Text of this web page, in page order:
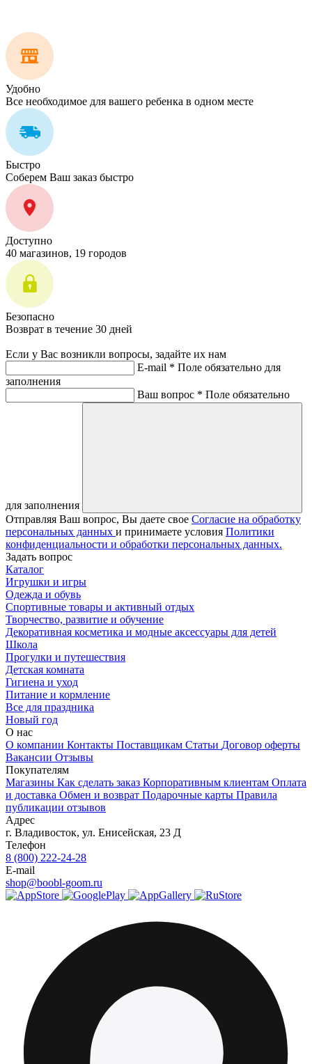
Удобно
Все необходимое для вашего ребенка в одном месте
Быстро
Соберем Ваш заказ быстро
Доступно
40 магазинов, 19 городов
Безопасно
Возврат в течение 30 дней
Если у Вас возникли вопросы, задайте их нам
E-mail * Поле обязательно для
заполнения
Ваш вопрос * Поле обязательно
для заполнения
Отправляя Ваш вопрос, Вы даете свое Согласие на обработку
персональных данных и принимаете условия Политики
конфиденциальности и обработки персональных данных.
Задать вопрос
Каталог
Игрушки и игры
Одежда и обувь
Спортивные товары и активный отдых
Творчество, развитие и обучение
Декоративная косметика и модные аксессуары для детей
Школа
Прогулки и путешествия
Детская комната
Гигиена и уход
Питание и кормление
Все для праздника
Новый год
О нас
О компании Контакты Поставщикам Статьи Договор оферты
Вакансии Отзывы
Покупателям
Магазины Как сделать заказ Корпоративным клиентам Оплата
и доставка Обмен и возврат Подарочные карты Правила
публикации отзывов
Адрес
г. Владивосток, ул. Енисейская, 23 Д
Телефон
8 (800) 222-24-28
E-mail
shop@boobl-goom.ru